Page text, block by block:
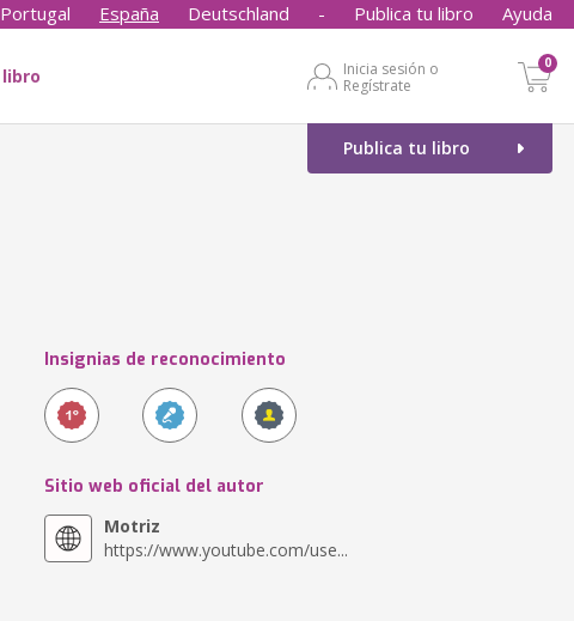
Portugal España Deutschland - Publica tu libro Ayuda
Inicia sesión o
Regístrate
0
Publica tu libro
Insignias de reconocimiento
Sitio web oficial del autor
Motriz
https://www.youtube.com/use...